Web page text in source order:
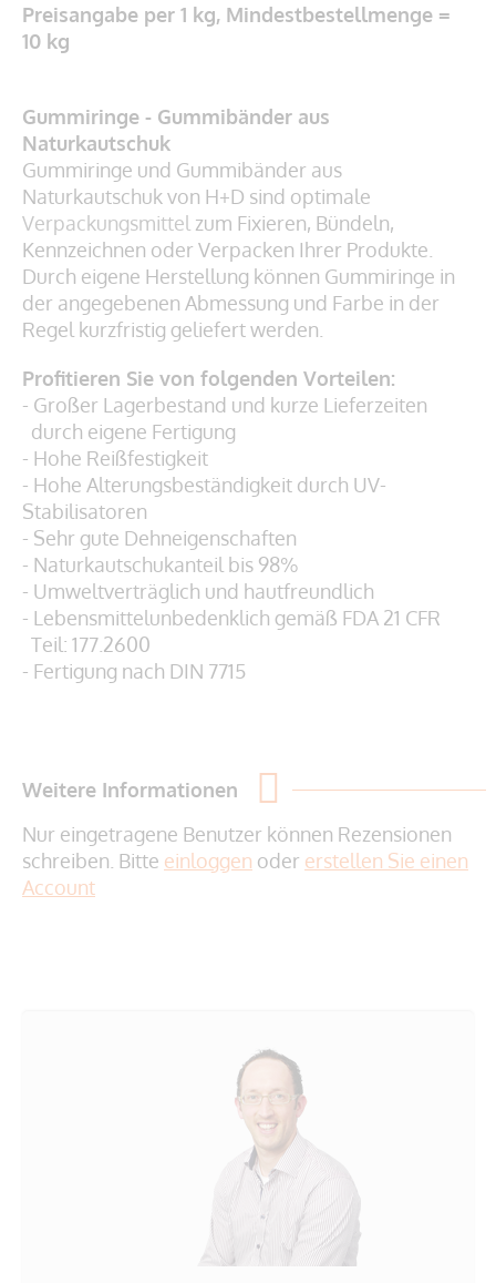
Preisangabe per 1 kg, Mindestbestellmenge =
10 kg
Gummiringe - Gummibänder aus
Naturkautschuk
Gummiringe und Gummibänder aus
Naturkautschuk von H+D sind optimale
Verpackungsmittel zum Fixieren, Bündeln,
Kennzeichnen oder Verpacken Ihrer Produkte.
Durch eigene Herstellung können Gummiringe in
der angegebenen Abmessung und Farbe in der
Regel kurzfristig geliefert werden.
Profitieren Sie von folgenden Vorteilen:
- Großer Lagerbestand und kurze Lieferzeiten
durch eigene Fertigung
- Hohe Reißfestigkeit
- Hohe Alterungsbeständigkeit durch UV-
Stabilisatoren
- Sehr gute Dehneigenschaften
- Naturkautschukanteil bis 98%
- Umweltverträglich und hautfreundlich
- Lebensmittelunbedenklich gemäß FDA 21 CFR
Teil: 177.2600
- Fertigung nach DIN 7715
Weitere Informationen
Nur eingetragene Benutzer können Rezensionen
schreiben. Bitte einloggen oder erstellen Sie einen
Account